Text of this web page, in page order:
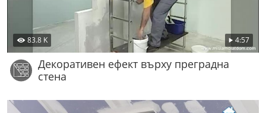
83.8 K 4:57
Декоративен ефект върху преградна
стена